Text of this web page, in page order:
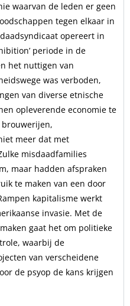
waarvan de leden er geen
tegen elkaar in
opereert in
periode in de
het nuttigen van
was verboden,
van diverse etnische
opleverende economie te
meer dat met
misdaadfamilies
maar hadden afspraken
te maken van een door
kapitalisme werkt
invasie. Met de
gaat het om politieke
waarbij de
van verscheidene
de psyop de kans krijgen